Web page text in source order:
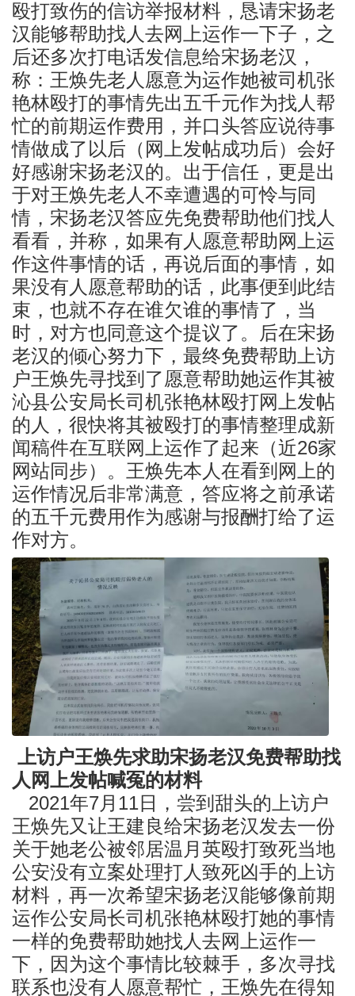
殴打致伤的信访举报材料，恳请宋扬老
汉能够帮助找人去网上运作一下子，之
后还多次打电话发信息给宋扬老汉，
称：王焕先老人愿意为运作她被司机张
艳林殴打的事情先出五千元作为找人帮
忙的前期运作费用，并口头答应说待事
情做成了以后（网上发帖成功后）会好
好感谢宋扬老汉的。出于信任，更是出
于对王焕先老人不幸遭遇的可怜与同
情，宋扬老汉答应先免费帮助他们找人
看看，并称，如果有人愿意帮助网上运
作这件事情的话，再说后面的事情，如
果没有人愿意帮助的话，此事便到此结
束，也就不存在谁欠谁的事情了，当
时，对方也同意这个提议了。后在宋扬
老汉的倾心努力下，最终免费帮助上访
户王焕先寻找到了愿意帮助她运作其被
沁县公安局长司机张艳林殴打网上发帖
的人，很快将其被殴打的事情整理成新
闻稿件在互联网上运作了起来（近26家
网站同步）。王焕先本人在看到网上的
运作情况后非常满意，答应将之前承诺
的五千元费用作为感谢与报酬打给了运
作对方。
上访户王焕先求助宋扬老汉免费帮助找
人网上发帖喊冤的材料
2021年7月11日，尝到甜头的上访户
王焕先又让王建良给宋扬老汉发去一份
关于她老公被邻居温月英殴打致死当地
公安没有立案处理打人致死凶手的上访
材料，再一次希望宋扬老汉能够像前期
运作公安局长司机张艳林殴打她的事情
一样的免费帮助她找人去网上运作一
下，因为这个事情比较棘手，多次寻找
联系也没有人愿意帮忙，王焕先在得知